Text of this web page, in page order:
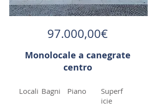
97.000,00€
Monolocale a canegrate
centro
Locali Bagni Piano
Superf
icie